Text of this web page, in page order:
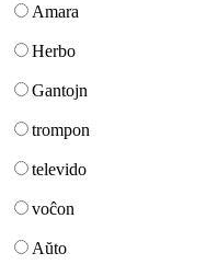
Amara
Herbo
Gantojn
trompon
televido
voĉon
Aŭto